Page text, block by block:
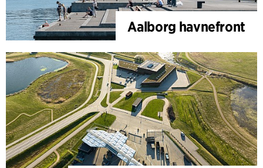
Aalborg havnefront